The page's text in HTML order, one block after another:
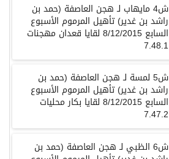
ش4 مايهاب لـ هجن العاصفة (حمد بن
راشد بن غدير) تأهيل المرموم الأسبوع
السابع 8/12/2015 لقايا قعدان مهجنات
7.48.1
ش5 لمسة لـ هجن العاصفة (حمد بن
راشد بن غدير) تأهيل المرموم الأسبوع
السابع 8/12/2015 لقايا بكار محليات
7.47.2
ش6 الظبي لـ هجن العاصفة (حمد بن